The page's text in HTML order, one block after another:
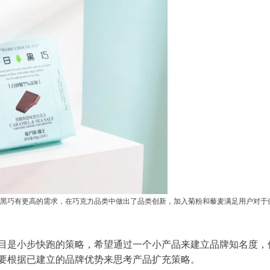
巧有更高的需求，在巧克力品类中做出了品类创新，加入菊粉和藜麦满足 用户对于
是小步快跑的策略，希望通过一个小产品来建立品牌知名度
据已建立的品牌优势来思考产品扩充策略。